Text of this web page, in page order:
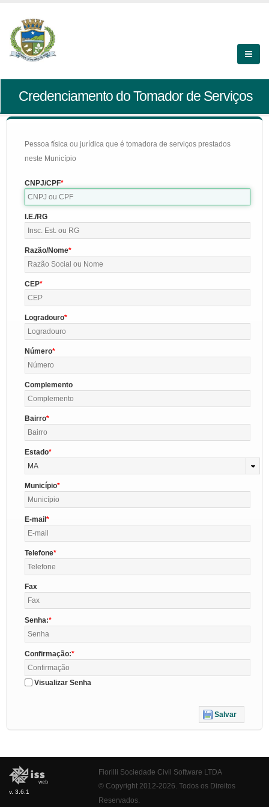
Credenciamento do Tomador de Serviços
Pessoa física ou jurídica que é tomadora de serviços prestados
neste Município
CNPJ/CPF
I.E./RG
Razão/Nome
CEP
Logradouro
Número
Complemento
Bairro
Estado
MA
Município
E-mail
Telefone
Fax
Senha:
Confirmação:
Visualizar Senha
Salvar
v. 3.6.1
Fiorilli Sociedade Civil Software LTDA
© Copyright 2012-2026. Todos os Direitos
Reservados.